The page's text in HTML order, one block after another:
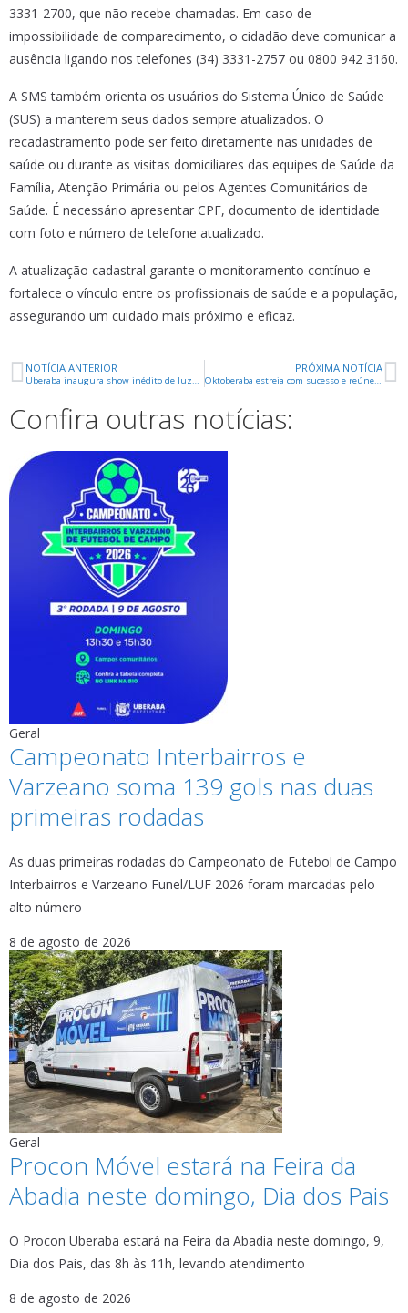
3331-2700, que não recebe chamadas. Em caso de
impossibilidade de comparecimento, o cidadão deve comunicar a
ausência ligando nos telefones (34) 3331-2757 ou 0800 942 3160.
A SMS também orienta os usuários do Sistema Único de Saúde
(SUS) a manterem seus dados sempre atualizados. O
recadastramento pode ser feito diretamente nas unidades de
saúde ou durante as visitas domiciliares das equipes de Saúde da
Família, Atenção Primária ou pelos Agentes Comunitários de
Saúde. É necessário apresentar CPF, documento de identidade
com foto e número de telefone atualizado.
A atualização cadastral garante o monitoramento contínuo e
fortalece o vínculo entre os profissionais de saúde e a população,
assegurando um cuidado mais próximo e eficaz.
NOTÍCIA ANTERIOR
Uberaba inaugura show inédito de luzes de Natal na Igreja São Domingos
PRÓXIMA NOTÍCIA
Oktoberaba estreia com sucesso e reúne 5 mil pessoas
Confira outras notícias:
Geral
Campeonato Interbairros e
Varzeano soma 139 gols nas duas
primeiras rodadas
As duas primeiras rodadas do Campeonato de Futebol de Campo
Interbairros e Varzeano Funel/LUF 2026 foram marcadas pelo
alto número
8 de agosto de 2026
Geral
Procon Móvel estará na Feira da
Abadia neste domingo, Dia dos Pais
O Procon Uberaba estará na Feira da Abadia neste domingo, 9,
Dia dos Pais, das 8h às 11h, levando atendimento
8 de agosto de 2026